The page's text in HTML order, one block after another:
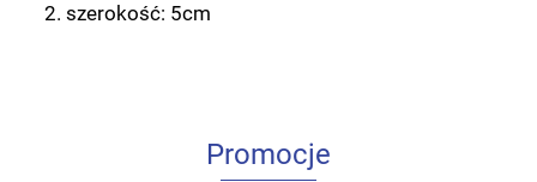
szerokość: 5cm
Promocje